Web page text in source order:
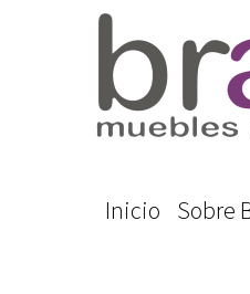
Search
for:
Inicio Sobre